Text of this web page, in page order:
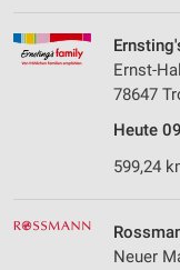
Ernst-
78647
Heute
599,24
Neuer